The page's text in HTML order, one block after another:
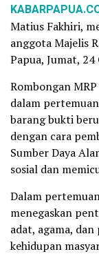
Matius Fakhiri,
anggota Majelis
Papua, Jumat,
Rombongan
dalam
barang bukti
dengan cara
Sumber Daya
sosial dan
Dalam
menegaskan
adat, agama,
kehidupan